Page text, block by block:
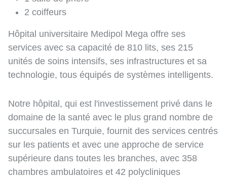
2 coiffeurs
Hôpital universitaire Medipol Mega offre ses
services avec sa capacité de 810 lits, ses 215
unités de soins intensifs, ses infrastructures et sa
technologie, tous équipés de systèmes intelligents.
Notre hôpital, qui est l'investissement privé dans le
domaine de la santé avec le plus grand nombre de
succursales en Turquie, fournit des services centrés
sur les patients et avec une approche de service
supérieure dans toutes les branches, avec 358
chambres ambulatoires et 42 polycliniques